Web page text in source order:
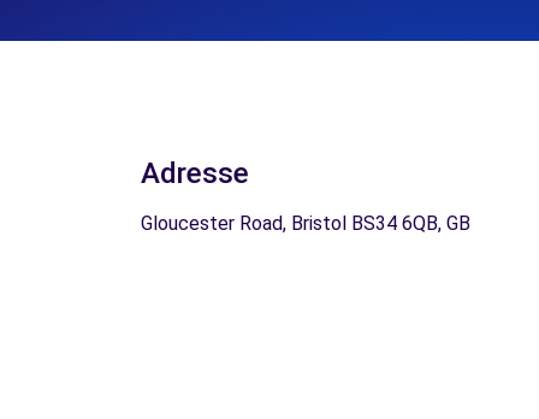
Adresse
Gloucester Road, Bristol BS34 6QB, GB